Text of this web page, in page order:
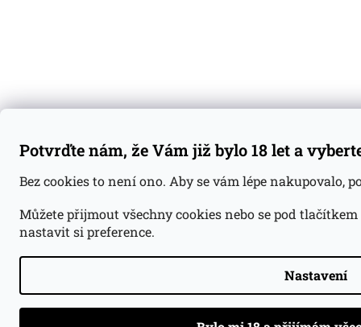
Potvrďte nám, že Vám již bylo 18 let a
Bez cookies to není ono. Aby se vám lépe nakupovalo,
Můžete přijmout všechny cookies nebo se pod
nastavit si preference.
Nastavení